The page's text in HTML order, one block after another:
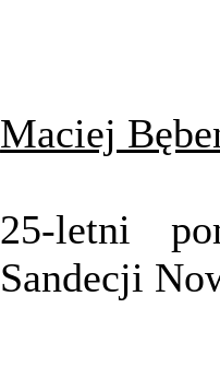
Maciej
25-letni
Sandecji